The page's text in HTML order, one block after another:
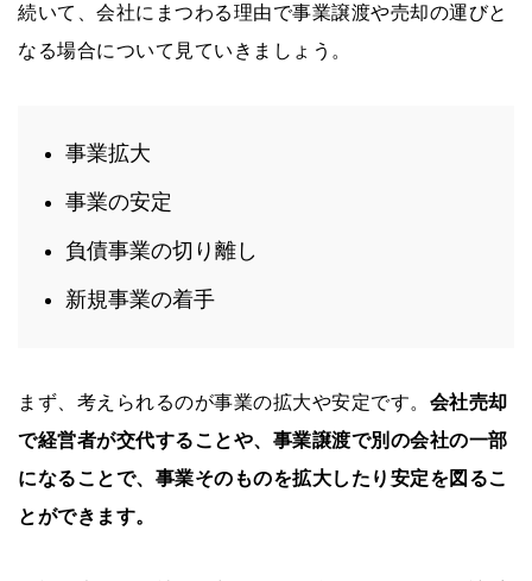
続いて、会社にまつわる理由で事業譲渡や売却の運びと
なる場合について見ていきましょう。
事業拡大
事業の安定
負債事業の切り離し
新規事業の着手
まず、考えられるのが事業の拡大や安定です。 会社売却
で経営者が交代することや、事業譲渡で別の会社の一部
になることで、事業そのものを拡大したり安定を図るこ
とができます。